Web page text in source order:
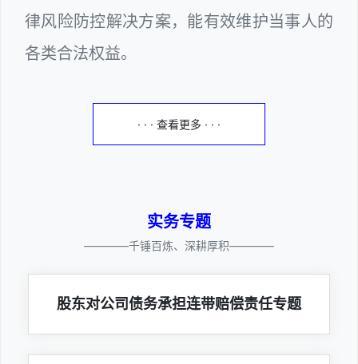
律风险防控解决方案，能有效维护当事人的
各类合法权益。
· · · 查看更多 · · ·
实务专题
————千锤百炼、深耕厚积————
股东对公司债务承担连带赔偿责任专题